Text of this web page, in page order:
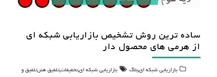
ساده ترین روش تشخیص بازاریابی شبکه ای
از هرمی های محصول دار
بازاریابی شبکه ای,بلاگ بازاریابی شبکه ای,تخفیفات,تلفیق هنر,تلفیق و